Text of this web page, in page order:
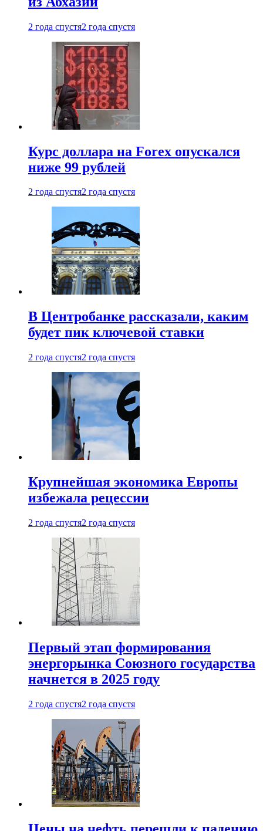
2 года спустя2 года спустя
Курс доллара на Forex опускался
ниже 99 рублей
2 года спустя2 года спустя
В Центробанке рассказали, каким
будет пик ключевой ставки
2 года спустя2 года спустя
Крупнейшая экономика Европы
избежала рецессии
2 года спустя2 года спустя
Первый этап формирования
энергорынка Союзного государства
начнется в 2025 году
2 года спустя2 года спустя